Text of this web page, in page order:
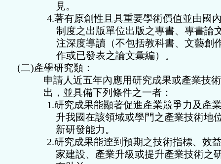
見。
4.著有原創性且具重要學術價值並由國
制度之出版單位出版之專書、專書論
注深度導讀 （不包括教科書、文藝創
作或已發表之論文彙編）。
(二)產學研究類：
申請人近五年內應用研究成果或產業技
出，並具備下列條件之一者：
1.研究成果能顯著促進產業競爭力及產
升我國在該領域或學門之產業技術地
新研發能力。
2.研究成果能逹到預期之技術指標、效
家建設、產業升級或提升產業技術之